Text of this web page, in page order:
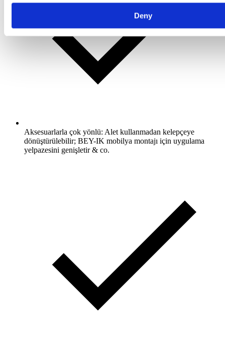
Deny
Aksesuarlarla çok yönlü: Alet kullanmadan kelepçeye
dönüştürülebilir; BEY-IK mobilya montajı için uygulama
yelpazesini genişletir & co.